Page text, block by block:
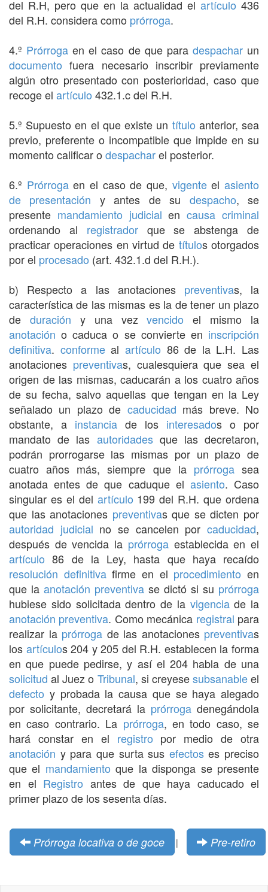
del R.H, pero que en la actualidad el artículo 436
del R.H. considera como prórroga.
4.º Prórroga en el caso de que para despacharun
documento fuera necesario inscribir previamente
algún otro presentado con posterioridad, caso que
recoge el artículo 432.1.c del R.H.
5.º Supuesto en el que existe un título anterior, sea
previo, preferente o incompatible que impide en su
momento calificar o despacharel posterior.
6.º Prórrogaen el caso de que, vigenteelasiento
de presentación y antes de su despacho, se
presente mandamiento judicial encausa criminal
ordenando al registradorque se abstenga de
practicar operaciones en virtud de títulos otorgados
por el procesado (art. 432.1.d del R.H.).
b) Respecto a las anotaciones preventivas, la
característica de las mismas es la de tener un plazo
de duración y una vezvencido el mismo la
anotación o caduca o se convierte en inscripción
definitiva. conformeal artículo 86 de la L.H. Las
anotaciones preventivas, cualesquiera que sea el
origen de las mismas, caducarán a los cuatro años
de su fecha, salvo aquellas que tengan en la Ley
señalado un plazo de caducidad más breve. No
obstante, a instancia de los interesados o por
mandato de las autoridadesque las decretaron,
podrán prorrogarse las mismas por un plazo de
cuatro años más, siempre que la prórrogasea
anotada entes de que caduque el asiento. Caso
singular es el del artículo 199 del R.H. que ordena
que las anotaciones preventivas que se dicten por
autoridad judicial no se cancelen porcaducidad,
después de vencida la prórrogaestablecida en el
artículo 86 de la Ley, hasta que haya recaído
resolución definitivafirme en el procedimiento en
que la anotación preventiva se dictó si su prórroga
hubiese sido solicitada dentro de la vigenciade la
anotación preventiva. Como mecánica registral para
realizar la prórroga de las anotaciones preventivas
los artículos 204 y 205 del R.H. establecen la forma
en que puede pedirse, y así el 204 habla de una
solicitud al Juez o Tribunal, si creyesesubsanableel
defecto y probada la causa que se haya alegado
por solicitante, decretará la prórroga denegándola
en caso contrario. La prórroga, en todo caso, se
hará constar en el registro por medio de otra
anotación y para que surta sus efectoses preciso
que el mandamiento que la disponga se presente
en el Registro antes de que haya caducado el
primer plazo de los sesenta días.
Prórroga locativa o de goce | Pre-retiro